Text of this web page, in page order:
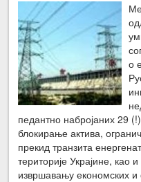
о
педантно набројаних 29
блокирање актива,
прекид транзита
територије Украјине, као
извршавању економских и